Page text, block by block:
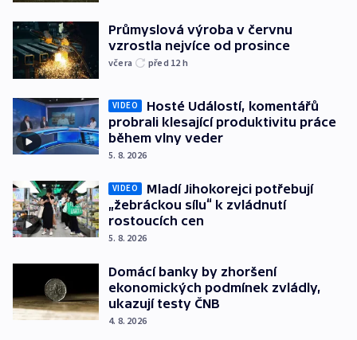
Průmyslová výroba v červnu
vzrostla nejvíce od prosince
včera před 12 h
VIDEO
Hosté Událostí, komentářů
probrali klesající produktivitu práce
během vlny veder
5. 8. 2026
VIDEO
Mladí Jihokorejci potřebují
„žebráckou sílu“ k zvládnutí
rostoucích cen
5. 8. 2026
Domácí banky by zhoršení
ekonomických podmínek zvládly,
ukazují testy ČNB
4. 8. 2026